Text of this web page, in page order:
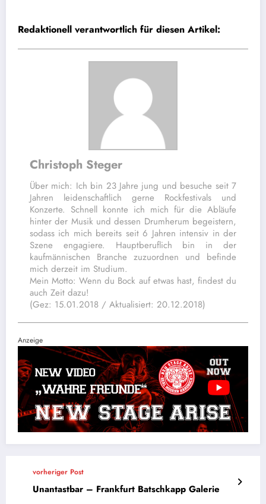
Redaktionell verantwortlich für diesen Artikel:
Christoph Steger
Über mich: Ich bin 23 Jahre jung und besuche seit 7
Jahren leidenschaftlich gerne Rockfestivals und
Konzerte. Schnell konnte ich mich für die Abläufe
hinter der Musik und dessen Drumherum begeistern,
sodass ich mich bereits seit 6 Jahren intensiv in der
Szene engagiere. Hauptberuflich bin in der
kaufmännischen Branche zuzuordnen und befinde
mich derzeit im Studium.
Mein Motto: Wenn du Bock auf etwas hast, findest du
auch Zeit dazu!
(Gez: 15.01.2018 / Aktualisiert: 20.12.2018)
Anzeige
vorheriger Post
Unantastbar – Frankfurt Batschkapp Galerie